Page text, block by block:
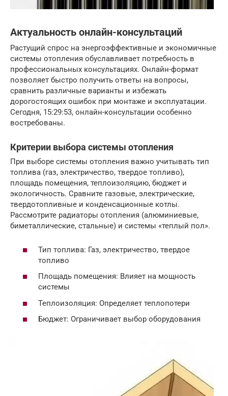
Актуальность онлайн-консультаций
Растущий спрос на энергоэффективные и экономичные
системы отопления обуславливает потребность в
профессиональных консультациях. Онлайн-формат
позволяет быстро получить ответы на вопросы,
сравнить различные варианты и избежать
дорогостоящих ошибок при монтаже и эксплуатации.
Сегодня, 15:29:53, онлайн-консультации особенно
востребованы.
Критерии выбора системы отопления
При выборе системы отопления важно учитывать тип
топлива (газ, электричество, твердое топливо),
площадь помещения, теплоизоляцию, бюджет и
экологичность. Сравните газовые, электрические,
твердотопливные и конденсационные котлы.
Рассмотрите радиаторы отопления (алюминиевые,
биметаллические, стальные) и системы «теплый пол».
Тип топлива: Газ, электричество, твердое
топливо
Площадь помещения: Влияет на мощность
системы
Теплоизоляция: Определяет теплопотери
Бюджет: Ограничивает выбор оборудования